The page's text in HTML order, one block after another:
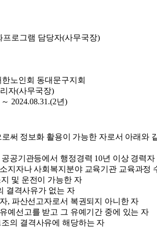
프로그램 담당자(사무국장)
한노인회 동대문구지회
자(사무국장)
～ 2024.08.31.(2년)
써 정보화 활용이 가능한 자로서 아래와
공기관등에서 행정경력 10년 이상 경력자
지자나 사회복지분야 교육기관 교육과정
및 운전이 가능한 자
결격사유가 없는 자
, 파산선고자로서 복권되지 아니한 자
예선고를 받고 그 유예기간 중에 있는 자
조의 결격사유에 해당하는 자